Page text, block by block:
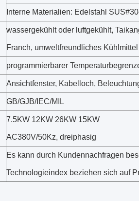
Interne Materialien: Edelstahl
wassergekühlt oder luftgekühlt,
Franch, umweltfreundliches Kühlmittel
programmierbarer
Ansichtfenster, Kabelloch,
GB/GJB/IEC/MIL
7.5KW 12KW 26KW 15KW
AC380V/50Kz, dreiphasig
Es kann durch Kundennachfragen
Technologieindex beziehen sich auf